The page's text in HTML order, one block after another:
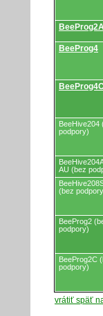
BeeProg4
BeeProg4C
BeeHive204
podpory)
AU (bez
(bez
BeeProg2
podpory)
BeeProg2C
podpory)
vrátiť späť